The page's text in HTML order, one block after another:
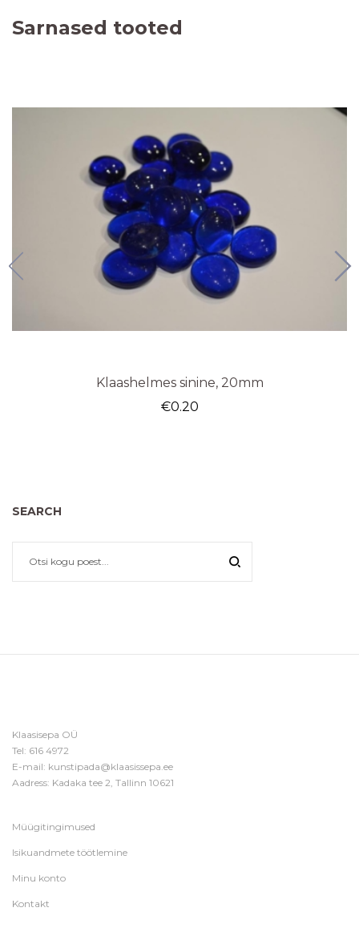
Sarnased tooted
Klaashelmes sinine, 20mm
€0.20
SEARCH
Klaasisepa OÜ
Tel: 616 4972
E-mail: kunstipada@klaasissepa.ee
Aadress: Kadaka tee 2, Tallinn 10621
Müügitingimused
Isikuandmete töötlemine
Minu konto
Kontakt